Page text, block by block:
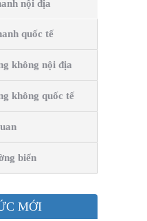
nội địa
quốc tế
không nội địa
không quốc tế
biển
MỚI